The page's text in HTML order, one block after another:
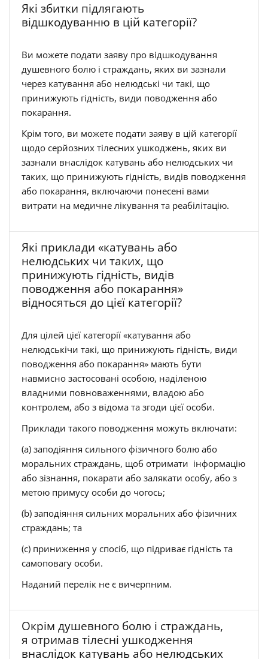
Які збитки підлягають
відшкодуванню в цій категорії?
Ви можете подати заяву про відшкодування
душевного болю і страждань, яких ви зазнали
через катування або нелюдські чи такі, що
принижують гідність, види поводження або
покарання.
Крім того, ви можете подати заяву в цій категорії
щодо серйозних тілесних ушкоджень, яких ви
зазнали внаслідок катувань або нелюдських чи
таких, що принижують гідність, видів поводження
або покарання, включаючи понесені вами
витрати на медичне лікування та реабілітацію.
Які приклади «катувань або
нелюдських чи таких, що
принижують гідність, видів
поводження або покарання»
відносяться до цієї категорії?
Для цілей цієї категорії «катування або
нелюдськічи такі, що принижують гідність, види
поводження або покарання» мають бути
навмисно застосовані особою, наділеною
владними повноваженнями, владою або
контролем, або з відома та згоди цієї особи.
Приклади такого поводження можуть включати:
(a) заподіяння сильного фізичного болю або
моральних страждань, щоб отримати інформацію
або зізнання, покарати або залякати особу, або з
метою примусу особи до чогось;
(b) заподіяння сильних моральних або фізичних
страждань; та
(c) приниження у спосіб, що підриває гідність та
самоповагу особи.
Наданий перелік не є вичерпним.
Окрім душевного болю і страждань,
я отримав тілесні ушкодження
внаслідок катувань або нелюдських